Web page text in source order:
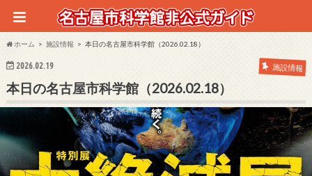
ホーム 施設情報 本日の名古屋市科学館（2026.02.18）
2026.02.19 施設情報
本日の名古屋市科学館（2026.02.18）